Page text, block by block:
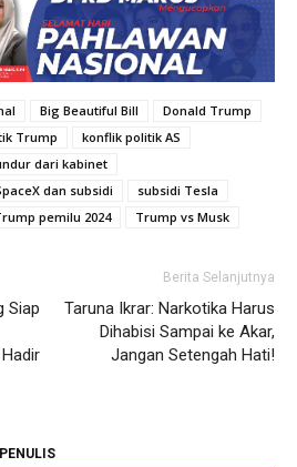
Big Beautiful Bill
Donald Trump
Trump
konflik politik AS
dari kabinet
dan subsidi
subsidi Tesla
pemilu 2024 Trump vs Musk
Siap
Berita Selanjutnya
Taruna Ikrar: Narkotika Harus
Dihabisi Sampai ke Akar,
Jangan Setengah Hati!